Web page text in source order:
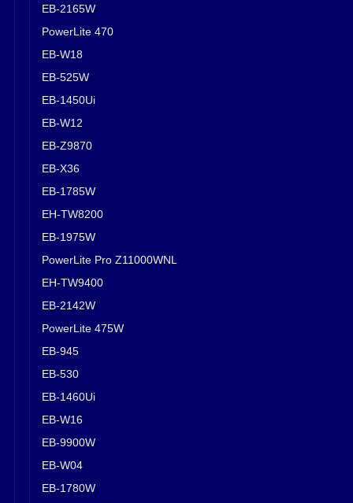
EB-2165W
PowerLite 470
EB-W18
EB-525W
EB-1450Ui
EB-W12
EB-Z9870
EB-X36
EB-1785W
EH-TW8200
EB-1975W
PowerLite Pro Z11000WNL
EH-TW9400
EB-2142W
PowerLite 475W
EB-945
EB-530
EB-1460Ui
EB-W16
EB-9900W
EB-W04
EB-1780W